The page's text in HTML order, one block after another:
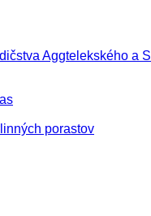
Aggtelekského a
porastov